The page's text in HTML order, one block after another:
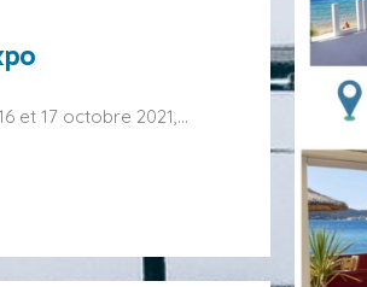
et 17 octobre 2021,…